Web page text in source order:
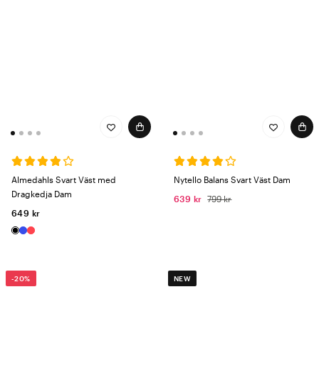
Almedahls Svart Väst med
Dragkedja Dam
649 kr
Nytello Balans Svart Väst Dam
639 kr
799 kr
-20% NEW